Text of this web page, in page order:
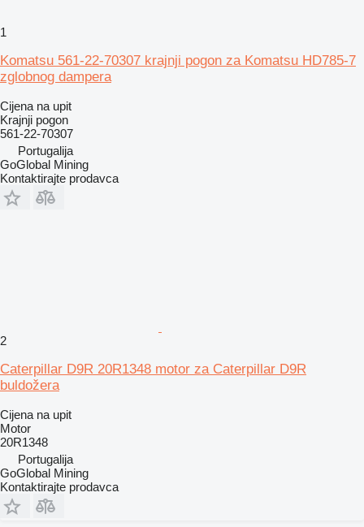
1
Komatsu 561-22-70307 krajnji pogon za Komatsu HD785-7
zglobnog dampera
Cijena na upit
Krajnji pogon
561-22-70307
Portugalija
GoGlobal Mining
Kontaktirajte prodavca
2
Caterpillar D9R 20R1348 motor za Caterpillar D9R
buldožera
Cijena na upit
Motor
20R1348
Portugalija
GoGlobal Mining
Kontaktirajte prodavca